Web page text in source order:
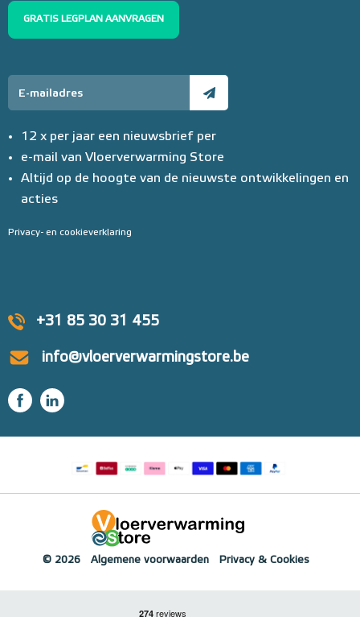
+31 85 30 31 455
info@vloerverwarmingstore.be
GRATIS LEGPLAN AANVRAGEN
12 x per jaar een nieuwsbrief per
e-mail van Vloerverwarming Store
Altijd op de hoogte van de nieuwste ontwikkelingen en
acties
Privacy- en cookieverklaring
© 2026 Algemene voorwaarden Privacy & Cookies